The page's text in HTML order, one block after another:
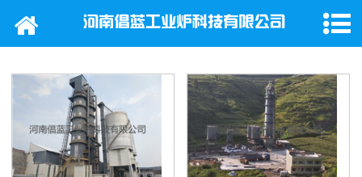
网站首页
产品中心
新闻动态